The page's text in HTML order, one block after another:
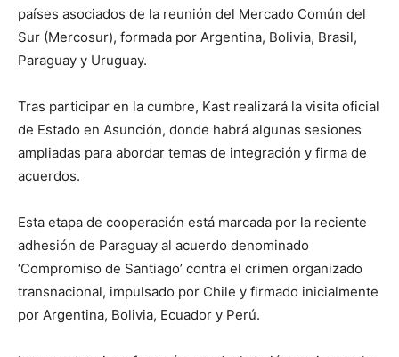
países asociados de la reunión del Mercado Común del
Sur (Mercosur), formada por Argentina, Bolivia, Brasil,
Paraguay y Uruguay.
Tras participar en la cumbre, Kast realizará la visita oficial
de Estado en Asunción, donde habrá algunas sesiones
ampliadas para abordar temas de integración y firma de
acuerdos.
Esta etapa de cooperación está marcada por la reciente
adhesión de Paraguay al acuerdo denominado
‘Compromiso de Santiago’ contra el crimen organizado
transnacional, impulsado por Chile y firmado inicialmente
por Argentina, Bolivia, Ecuador y Perú.